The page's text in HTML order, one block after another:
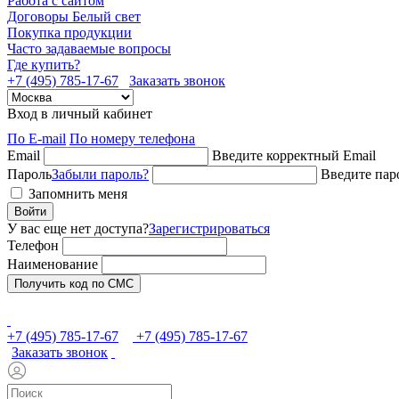
Договоры Белый свет
Покупка продукции
Часто задаваемые вопросы
Где купить?
+7 (495) 785-17-67
Заказать звонок
Вход в личный кабинет
По E-mail По номеру телефона
Email
Введите корректный Email
ПарольЗабыли пароль?
Введите
Запомнить меня
Войти
У вас еще нет доступа?Зарегистрироваться
Телефон
Наименование
Получить код по СМС
+7 (495) 785-17-67
+7 (495) 785-17-67
Заказать звонок